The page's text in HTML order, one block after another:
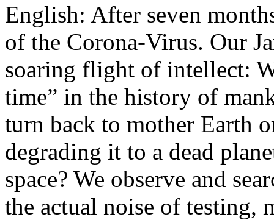
English: After seven
of the Corona-Virus. Our
soaring flight of intellect:
time” in the history of
turn back to mother Earth
degrading it to a dead
space? We observe and
the actual noise of testing,